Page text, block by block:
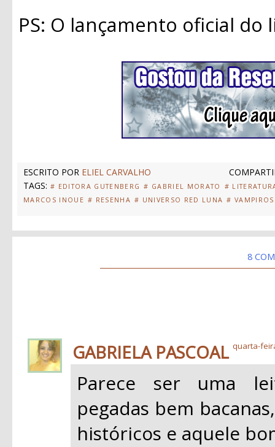
PS: O lançamento oficial do
ESCRITO POR ELIEL CARVALHO
TAGS: # EDITORA GUTENBERG # GABRIEL MORATO
#
MARCOS INOUE # RESENHA # UNIVERSO RED LUNA # VAMPIROS
8
GABRIELA PASCOAL quarta-
Parece ser uma
pegadas bem
históricos e aquele